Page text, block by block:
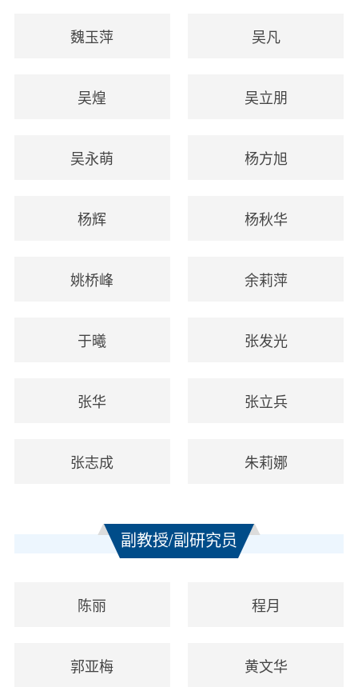
魏玉萍 吴凡
吴煌 吴立朋
吴永萌 杨方旭
杨辉 杨秋华
姚桥峰 余莉萍
于曦 张发光
张华 张立兵
张志成 朱莉娜
副教授/副研究员
陈丽 程月
郭亚梅 黄文华